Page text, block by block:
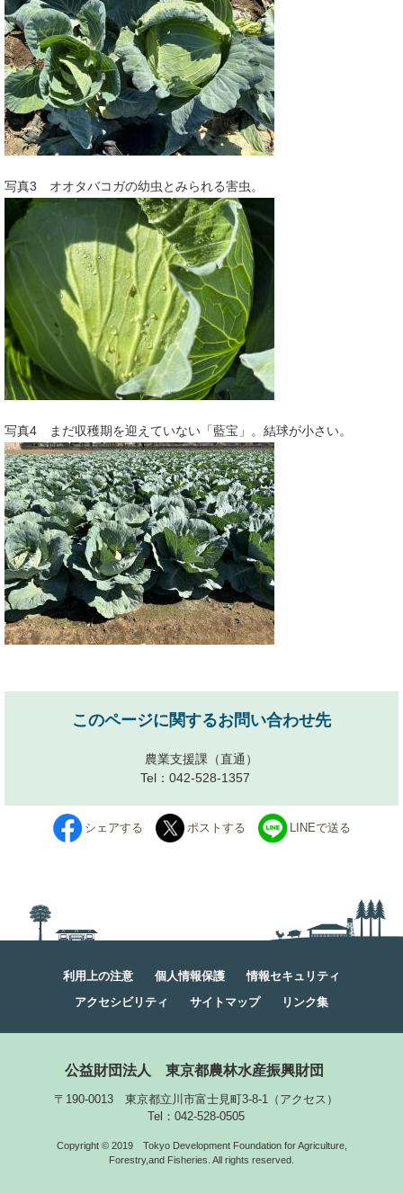
写真3 オオタバコガの幼虫とみられる害虫。
写真4 まだ収穫期を迎えていない「藍宝」。結球が小さい。
このページに関するお問い合わせ先
農業支援課 （直通）
Tel：042-528-1357
シェアする ポストする LINEで送る
利用上の注意 個人情報保護
情報セキュリティ
アクセシビリティ
サイトマップ リンク集
公益財団法人 東京都農林水産振興財団
〒190-0013 東京都立川市富士見町3-8-1（ アクセス ）
Tel：042-528-0505
Copyright © 2019 Tokyo Development Foundation for Agriculture,
Forestry,and Fisheries. All rights reserved.